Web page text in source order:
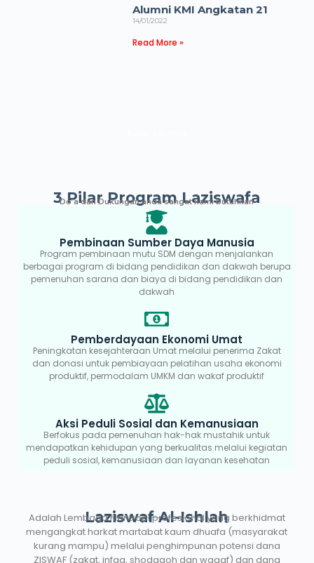
Alumni KMI Angkatan 21
14/01/2022
Read More »
3 Pilar Program Laziswafa
Do’a dan Dukungan anda sangat kami butuhkan
Pembinaan Sumber Daya Manusia
Program pembinaan mutu SDM dengan menjalankan
berbagai program di bidang pendidikan dan dakwah berupa
pemenuhan sarana dan biaya di bidang pendidikan dan
dakwah
Pemberdayaan Ekonomi Umat
Peningkatan kesejahteraan Umat melalui penerima Zakat
dan donasi untuk pembiayaan pelatihan usaha ekonomi
produktif, permodalam UMKM dan wakaf produktif
Aksi Peduli Sosial dan Kemanusiaan
Berfokus pada pemenuhan hak-hak mustahik untuk
mendapatkan kehidupan yang berkualitas melalui kegiatan
peduli sosial, kemanusiaan dan layanan kesehatan
Laziswaf Al-Ishlah
Adalah Lembaga filantropi profesional yang berkhidmat
mengangkat harkat martabat kaum dhuafa (masyarakat
kurang mampu) melalui penghimpunan potensi dana
ZISWAF (zakat, infaq, shodaqoh dan waqaf) dan dana